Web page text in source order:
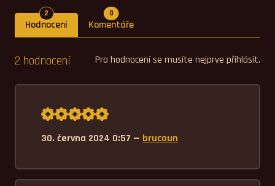
Hodnocení
2 Počet hodnocení
Komentáře
0Počet komentářů
Pro hodnocení se musíte nejprve přihlásit.
2 hodnocení
Průměrné hodnocení 5,0.
30. června 2024 0:57 — brucoun